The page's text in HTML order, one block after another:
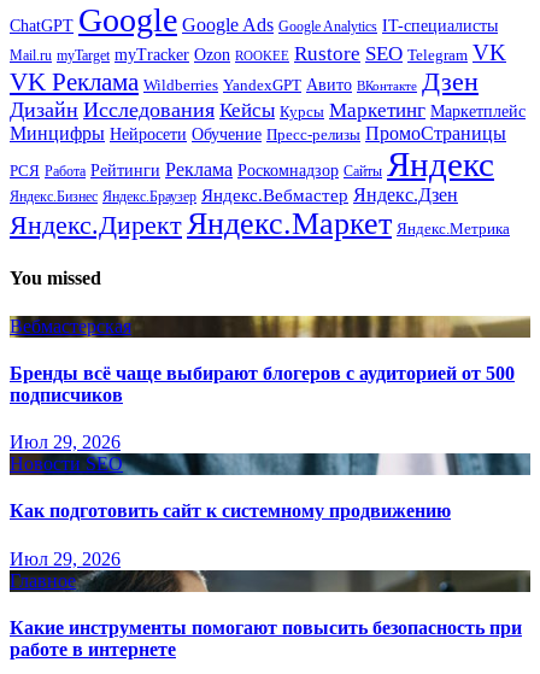
ChatGPT Google Google Ads Google Analytics IT-специалисты
Mail.ru myTarget myTracker Ozon ROOKEE Rustore SEO Telegram VK
VK Реклама Wildberries YandexGPT Авито ВКонтакте Дзен
Дизайн Исследования Кейсы Курсы Маркетинг Маркетплейс
Минцифры Нейросети Обучение Пресс-релизы ПромоСтраницы
РСЯ Работа Рейтинги Реклама Роскомнадзор Сайты Яндекс
Яндекс.Бизнес Яндекс.Браузер Яндекс.Вебмастер Яндекс.Дзен
Яндекс.ДиректЯндекс.Маркет Яндекс.Метрика
You missed
Вебмастерская
Бренды всё чаще выбирают блогеров с аудиторией от 500
подписчиков
Июл 29, 2026
Новости SEO
Как подготовить сайт к системному продвижению
Июл 29, 2026
Главное
Какие инструменты помогают повысить безопасность при
работе в интернете